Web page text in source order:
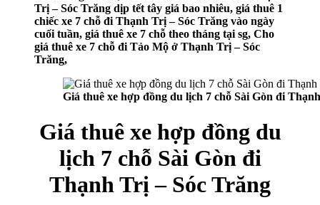
Trị – Sóc Trăng dịp tết tây giá bao nhiêu, giá thuê 1
chiếc xe 7 chỗ đi Thạnh Trị – Sóc Trăng vào ngày
cuối tuần, giá thuê xe 7 chỗ theo tháng tại sg, Cho
giá thuê xe 7 chỗ đi Tảo Mộ ở Thạnh Trị – Sóc
Trăng,
Giá thuê xe hợp đồng du lịch 7 chỗ Sài Gòn đi
Giá thuê xe hợp đồng du
lịch 7 chỗ Sài Gòn đi
Thạnh Trị – Sóc Trăng